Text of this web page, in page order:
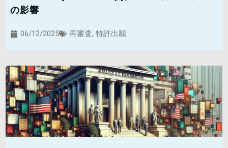
の影響
06/12/2025 再審査, 特許出願